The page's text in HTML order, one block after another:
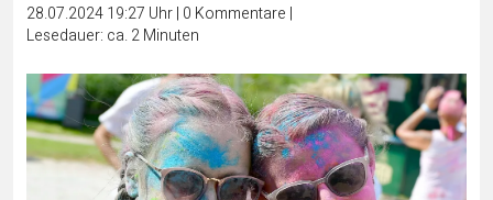
28.07.2024 19:27 Uhr| 0 Kommentare |
Lesedauer: ca. 2 Minuten